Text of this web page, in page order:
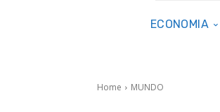
ECONOMIA
Home MUNDO